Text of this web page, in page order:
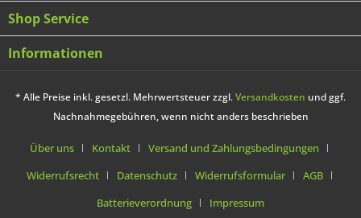
Shop Service
Informationen
* Alle Preise inkl. gesetzl. Mehrwertsteuer zzgl.Versandkosten und ggf.
Nachnahmegebühren, wenn nicht anders beschrieben
Über uns Kontakt
Versand und Zahlungsbedingungen
Widerrufsrecht
Datenschutz Widerrufsformular
AGB
Batterieverordnung
Impressum